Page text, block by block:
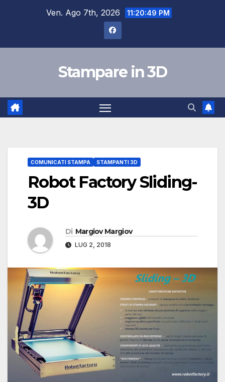
Ven. Ago 7th, 2026 11:20:50 PM
Stampare in 3D
COMUNICATI STAMPA STAMPANTI 3D
Robot Factory Sliding-
3D
Di Margiov Margiov
LUG 2, 2018